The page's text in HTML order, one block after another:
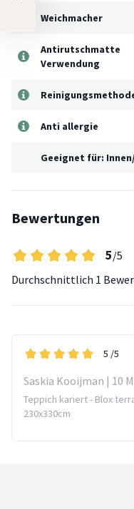
Weichmacher
Antirutschmatte
Verwendung
Anti allergie
Geeignet für:
Bewertungen
5/5
Durchschnittlich 1
5 /5
Saskia Kooijman | 10
Teppich kariert - Blox
230x330cm